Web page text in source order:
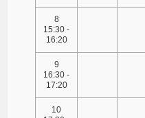
8
15:30 -
16:20
9
16:30 -
17:20
10